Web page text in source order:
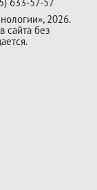
2026.
сайта без